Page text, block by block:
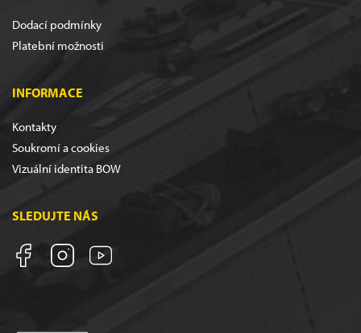
Dodací podmínky
Platební možnosti
INFORMACE
Kontakty
Soukromí a cookies
Vizuální identita BOW
SLEDUJTE NÁS